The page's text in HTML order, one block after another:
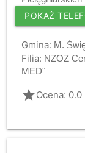
POKAŻ
Gmina: M.
Filia: NZOZ
MED"
gradeOcena: 0.0